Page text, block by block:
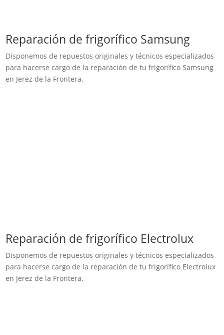
Reparación de frigorífico Samsung
Disponemos de repuestos originales y técnicos especializados
para hacerse cargo de la reparación de tu frigorífico Samsung
en Jerez de la Frontera.
Reparación de frigorífico Electrolux
Disponemos de repuestos originales y técnicos especializados
para hacerse cargo de la reparación de tu frigorífico Electrolux
en Jerez de la Frontera.